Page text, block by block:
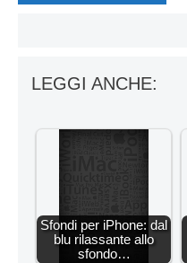
LEGGI ANCHE:
Sfondi per iPhone: dal
blu rilassante allo
sfondo…